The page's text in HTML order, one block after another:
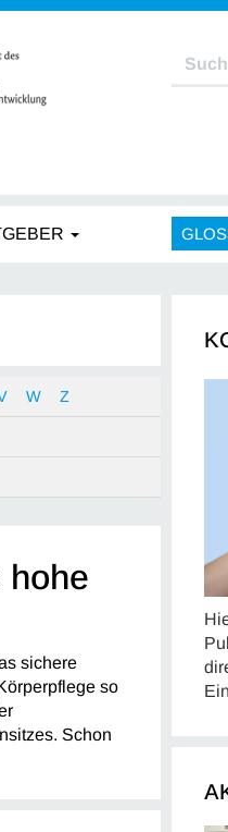
W Z
hohe
sichere
so
Schon